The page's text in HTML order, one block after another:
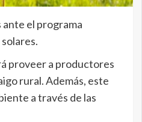
ante el programa
proveer a productores
rural. Además, este
a través de las